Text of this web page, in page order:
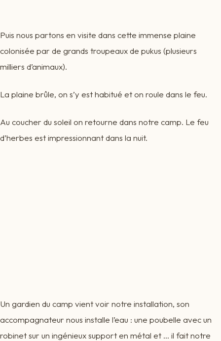
Puis nous partons en visite dans cette immense plaine
colonisée par de grands troupeaux de pukus (plusieurs
milliers d’animaux).
La plaine brûle, on s’y est habitué et on roule dans le feu.
Au coucher du soleil on retourne dans notre camp. Le feu
d’herbes est impressionnant dans la nuit.
Un gardien du camp vient voir notre installation, son
accompagnateur nous installe l’eau : une poubelle avec un
robinet sur un ingénieux support en métal et … il fait notre